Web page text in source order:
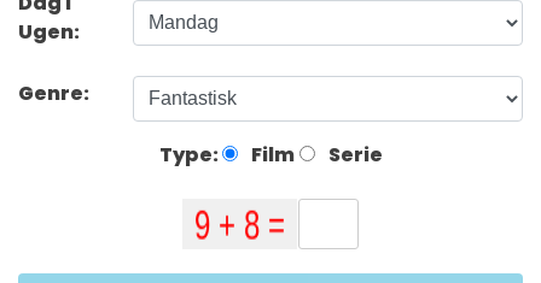
Ugen:
Genre:
Type: Film Serie